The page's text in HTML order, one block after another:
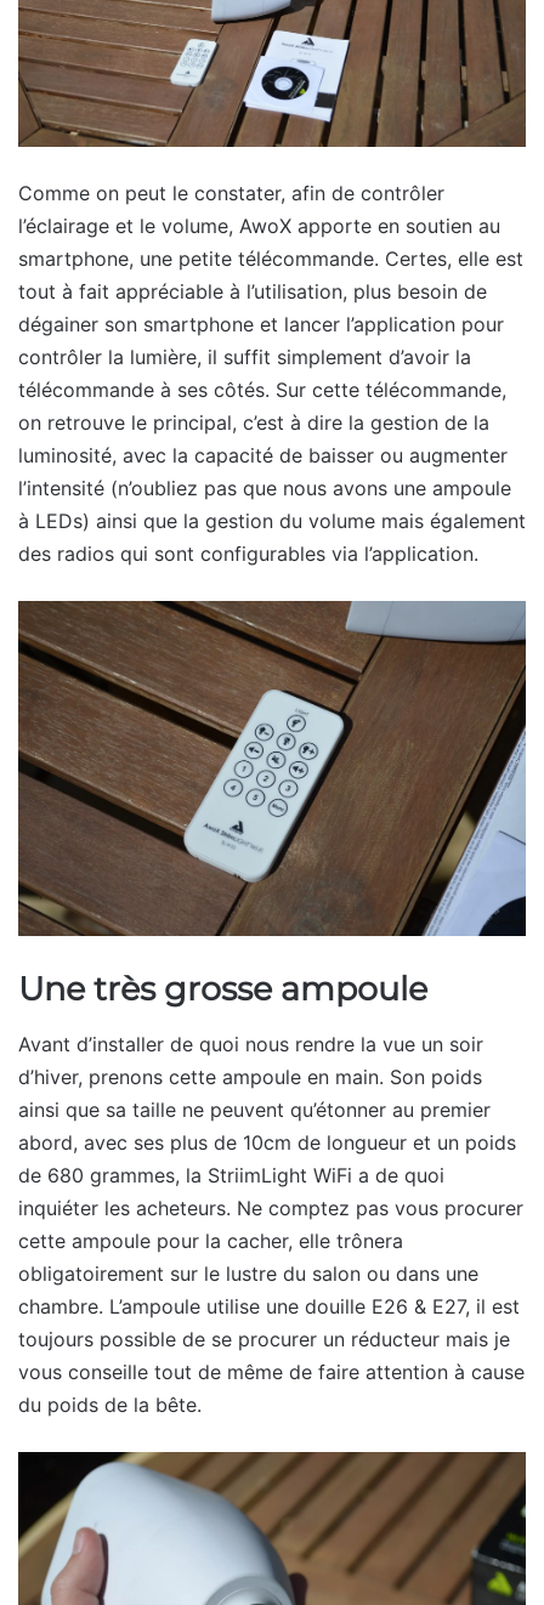
Comme on peut le constater, afin de contrôler
l’éclairage et le volume, AwoX apporte en soutien au
smartphone, une petite télécommande. Certes, elle est
tout à fait appréciable à l’utilisation, plus besoin de
dégainer son smartphone et lancer l’application pour
contrôler la lumière, il suffit simplement d’avoir la
télécommande à ses côtés. Sur cette télécommande,
on retrouve le principal, c’est à dire la gestion de la
luminosité, avec la capacité de baisser ou augmenter
l’intensité (n’oubliez pas que nous avons une ampoule
à LEDs) ainsi que la gestion du volume mais également
des radios qui sont configurables via l’application.
Une très grosse ampoule
Avant d’installer de quoi nous rendre la vue un soir
d’hiver, prenons cette ampoule en main. Son poids
ainsi que sa taille ne peuvent qu’étonner au premier
abord, avec ses plus de 10cm de longueur et un poids
de 680 grammes, la StriimLight WiFi a de quoi
inquiéter les acheteurs. Ne comptez pas vous procurer
cette ampoule pour la cacher, elle trônera
obligatoirement sur le lustre du salon ou dans une
chambre. L’ampoule utilise une douille E26 & E27, il est
toujours possible de se procurer un réducteur mais je
vous conseille tout de même de faire attention à cause
du poids de la bête.